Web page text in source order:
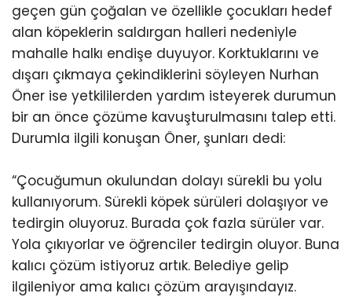
geçen gün çoğalan ve özellikle çocukları hedef
alan köpeklerin saldırgan halleri nedeniyle
mahalle halkı endişe duyuyor. Korktuklarını ve
dışarı çıkmaya çekindiklerini söyleyen Nurhan
Öner ise yetkililerden yardım isteyerek durumun
bir an önce çözüme kavuşturulmasını talep etti.
Durumla ilgili konuşan Öner, şunları dedi:
“Çocuğumun okulundan dolayı sürekli bu yolu
kullanıyorum. Sürekli köpek sürüleri dolaşıyor ve
tedirgin oluyoruz. Burada çok fazla sürüler var.
Yola çıkıyorlar ve öğrenciler tedirgin oluyor. Buna
kalıcı çözüm istiyoruz artık. Belediye gelip
ilgileniyor ama kalıcı çözüm arayışındayız.